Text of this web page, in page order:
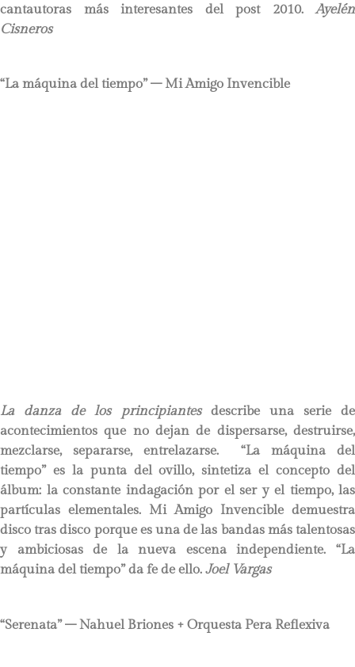
cantautoras más interesantes del post 2010.Ayelén
Cisneros
“La máquina del tiempo” – Mi Amigo Invencible
La danza de los principiantesdescribe una serie de
acontecimientos que no dejan de dispersarse, destruirse,
mezclarse, separarse, entrelazarse. “La máquina del
tiempo” es la punta del ovillo, sintetiza el concepto del
álbum: la constante indagación por el ser y el tiempo, las
partículas elementales. Mi Amigo Invencible demuestra
disco tras disco porque es una de las bandas más talentosas
y ambiciosas de la nueva escena independiente. “La
máquina del tiempo” da fe de ello. Joel Vargas
“Serenata” – Nahuel Briones + Orquesta Pera Reflexiva